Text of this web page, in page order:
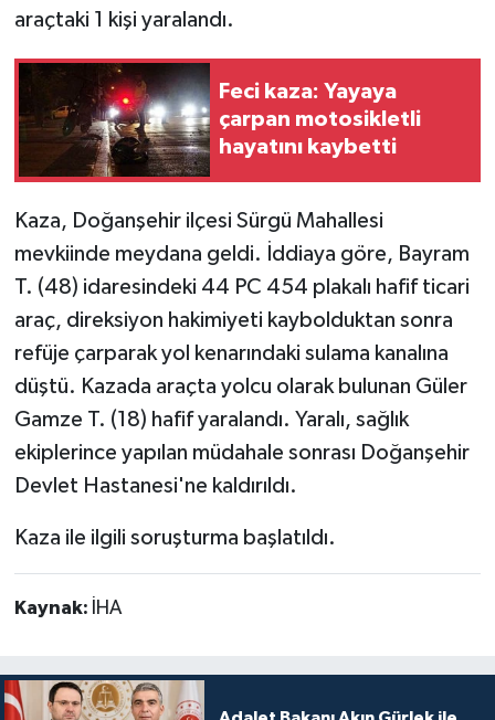
araçtaki 1 kişi yaralandı.
Feci kaza: Yayaya
çarpan motosikletli
hayatını kaybetti
Kaza, Doğanşehir ilçesi Sürgü Mahallesi
mevkiinde meydana geldi. İddiaya göre, Bayram
T. (48) idaresindeki 44 PC 454 plakalı hafif ticari
araç, direksiyon hakimiyeti kaybolduktan sonra
refüje çarparak yol kenarındaki sulama kanalına
düştü. Kazada araçta yolcu olarak bulunan Güler
Gamze T. (18) hafif yaralandı. Yaralı, sağlık
ekiplerince yapılan müdahale sonrası Doğanşehir
Devlet Hastanesi'ne kaldırıldı.
Kaza ile ilgili soruşturma başlatıldı.
Kaynak: İHA